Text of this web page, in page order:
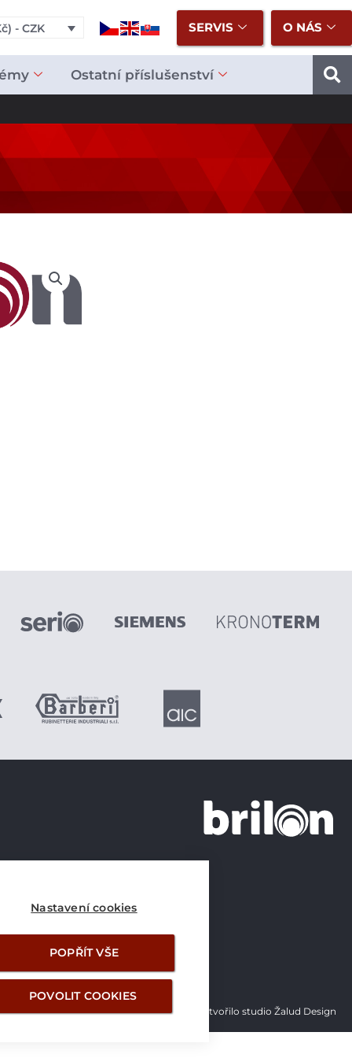
Nastavení cookies
POPŘÍT VŠE
POVOLIT COOKIES
- CZK SERVIS O NÁS
Ostatní příslušenství
Vytvořilo studio Žalud Design